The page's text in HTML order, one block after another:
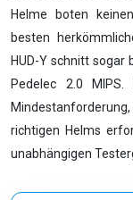
Helme boten
besten
HUD-Y schnitt sogar
Pedelec 2.0
Mindestanforderung,
richtigen Helms
unabhängigen